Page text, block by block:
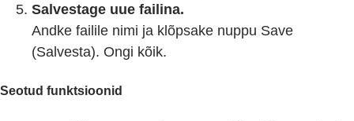
Salvestage uue failina.
Andke failile nimi ja klõpsake nuppu Save
(Salvesta). Ongi kõik.
Seotud funktsioonid